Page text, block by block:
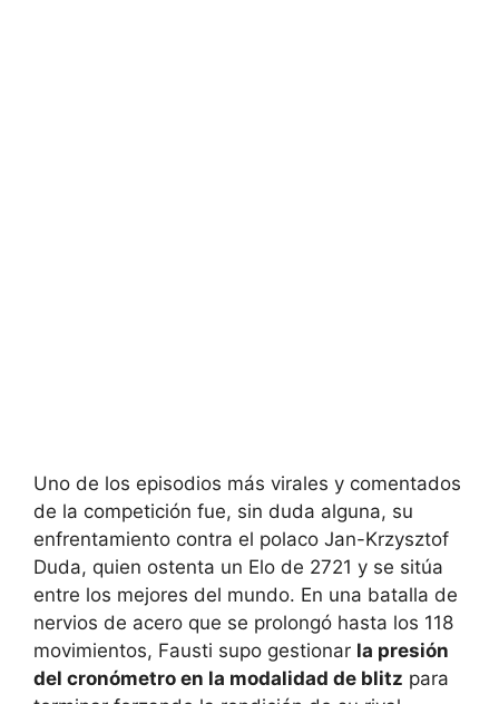
Uno de los episodios más virales y comentados
de la competición fue, sin duda alguna, su
enfrentamiento contra el polaco Jan-Krzysztof
Duda, quien ostenta un Elo de 2721 y se sitúa
entre los mejores del mundo. En una batalla de
nervios de acero que se prolongó hasta los 118
movimientos, Fausti supo gestionar la presión
del cronómetro en la modalidad de blitz para